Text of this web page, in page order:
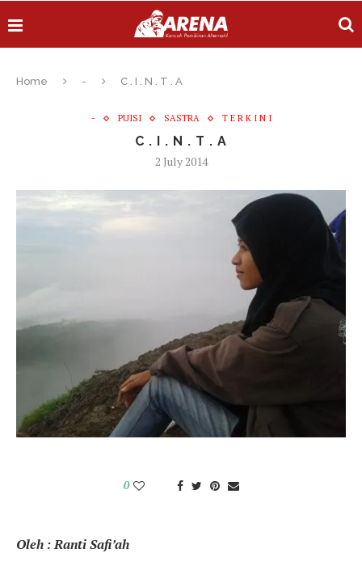
Home - C . I . N . T . A
- PUISI SASTRA T E R K I N I
C . I . N . T . A
2 July 2014
0
Oleh : Ranti Safi’ah